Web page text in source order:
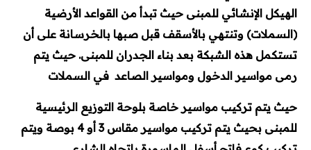
برامج PLC
AUTOMATION STUDIO
أكواد ومشاريع تخرج
الهيكل الإنشائي للمبنى حيث تبدأ من القواعد الأرضية
(السملات) وتنتهي بالأسقف قبل صبها بالخرسانة على أن
تستكمل هذه الشبكة بعد بناء الجدران للمبنى. حيث يتم
رمى مواسير الدخول ومواسير الصاعد في السملات
حيث يتم تركيب مواسير خاصة بلوحة التوزيع الرئيسية
للمبنى بحيث يتم تركيب مواسير مقاس 3 أو 4 بوصة ويتم